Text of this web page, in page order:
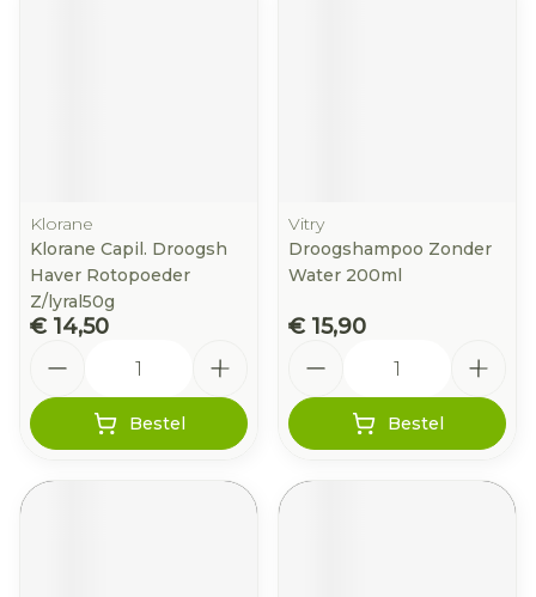
Klorane
Klorane Capil. Droogsh
Haver Rotopoeder
Z/lyral50g
€ 14,50
Bestel
Vitry
Droogshampoo Zonder
Water 200ml
€ 15,90
Bestel